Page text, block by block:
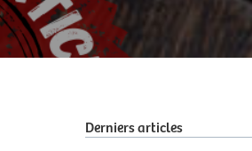
Derniers articles